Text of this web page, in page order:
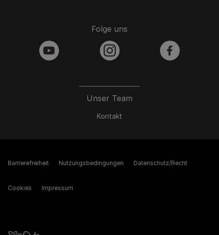
Unser Team
Kontakt
Folge uns
youtube instagram facebook
Barrierefreiheit Nutzungsbedingungen Datenschutz/Recht
Cookies Impressum